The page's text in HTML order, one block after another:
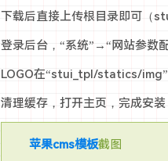
下载后直接上传根目录即可（
登录后台，“系统”→“网站参数
LOGO在“stui_tpl/statics/
清理缓存，打开主页，完成安装
苹果cms模板截图